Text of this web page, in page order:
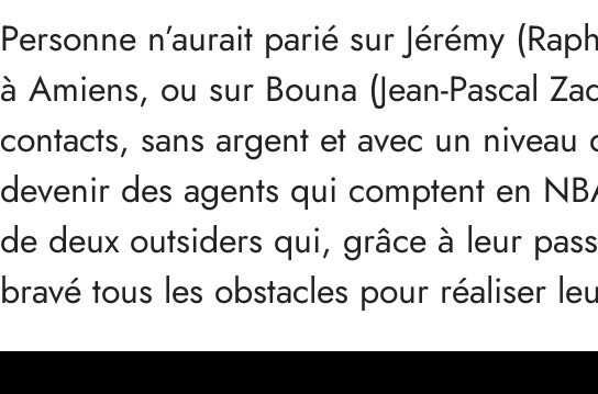
Personne n’aurait parié sur Jérémy
à Amiens, ou sur Bouna (Jean-Pascal
contacts, sans argent et avec un
devenir des agents qui comptent en
de deux outsiders qui, grâce à leur
bravé tous les obstacles pour réaliser